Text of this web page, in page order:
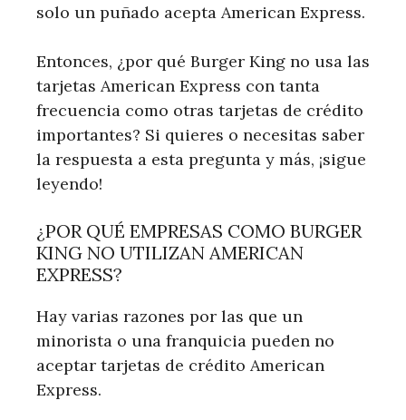
solo un puñado acepta American Express.
Entonces, ¿por qué Burger King no usa las
tarjetas American Express con tanta
frecuencia como otras tarjetas de crédito
importantes? Si quieres o necesitas saber
la respuesta a esta pregunta y más, ¡sigue
leyendo!
¿POR QUÉ EMPRESAS COMO BURGER
KING NO UTILIZAN AMERICAN
EXPRESS?
Hay varias razones por las que un
minorista o una franquicia pueden no
aceptar tarjetas de crédito American
Express.